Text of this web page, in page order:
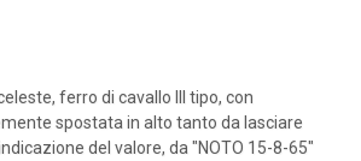
ferro di cavallo III tipo, con
spostata in alto tanto da lasciare
del valore, da "NOTO 15-8-65"